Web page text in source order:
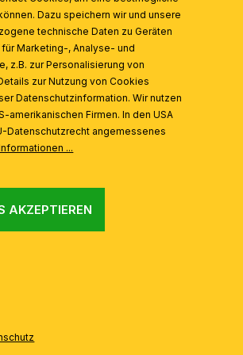
Dazu speichern wir und unsere
technische Daten zu Geräten
Marketing-, Analyse- und
z.B. zur Personalisierung von
zur Nutzung von Cookies
Datenschutzinformation. Wir nutzen
amerikanischen Firmen. In den USA
Datenschutzrecht angemessenes
...
AKZEPTIEREN